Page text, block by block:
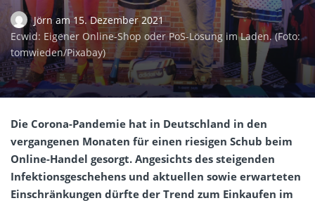
Jörnam 15. Dezember 2021
Ecwid: Eigener Online-Shop oder PoS-Lösung im Laden. (Foto:
tomwieden/Pixabay)
Die Corona-Pandemie hat in Deutschland in den
vergangenen Monaten für einen riesigen Schub beim
Online-Handel gesorgt. Angesichts des steigenden
Infektionsgeschehens und aktuellen sowie erwarteten
Einschränkungen dürfte der Trend zum Einkaufen im